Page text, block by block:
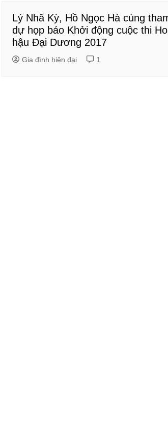
Lý Nhã Kỳ, Hồ Ngọc Hà cùng
dự họp báo Khởi động cuộc thi
hậu Đại Dương 2017
Gia đình hiện đại 1